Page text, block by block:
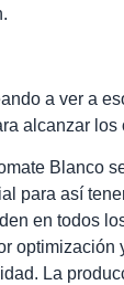
a ver a
alcanzar
Blanco
para así
en todos
La